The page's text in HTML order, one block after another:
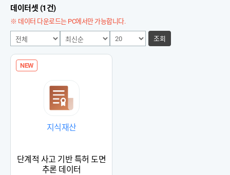
데이터셋 (1건)
※ 데이터 다운로드는 PC에서만 가능합니다.
조회
NEW
지식재산
단계적 사고 기반 특허 도면
추론 데이터